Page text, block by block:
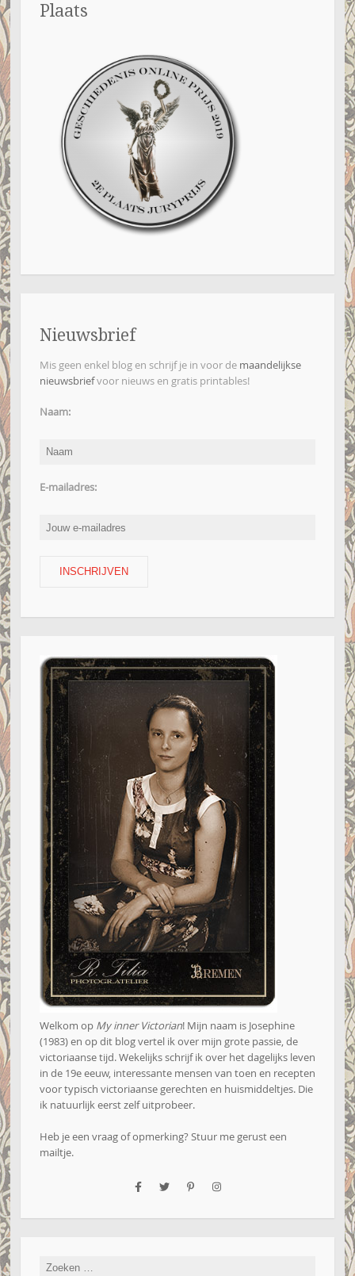
Plaats
Nieuwsbrief
Mis geen enkel blog en schrijf je in voor de maandelijkse
nieuwsbriefvoor nieuws en gratis printables!
Naam:
E-mailadres:
Welkom op My inner Victorian! Mijn naam is Josephine
(1983) en op dit blog vertel ik over mijn grote passie, de
victoriaanse tijd. Wekelijks schrijf ik over het dagelijks leven
in de 19e eeuw, interessante mensen van toen en recepten
voor typisch victoriaanse gerechten en huismiddeltjes. Die
ik natuurlijk eerst zelf uitprobeer.
Heb je een vraag of opmerking? Stuur me gerust een
mailtje.
Zoeken